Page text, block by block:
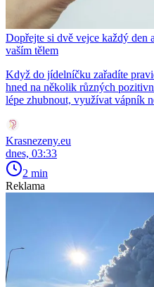
Dopřejte si dvě vejce každý den
vaším tělem
Když do jídelníčku zařadíte
hned na několik různých
lépe zhubnout, využívat vápník
Krasnezeny.eu
dnes, 03:33
2 min
Reklama